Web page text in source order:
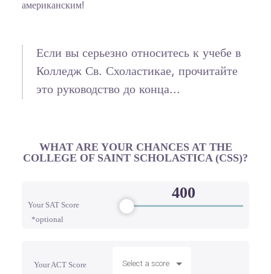
американским!
Если вы серьезно относитесь к учебе в
Колледж Св. Схоластикае, прочитайте
это руководство до конца...
WHAT ARE YOUR CHANCES AT THE
COLLEGE OF SAINT SCHOLASTICA (CSS)?
Your SAT Score
*optional
Your ACT Score
Select a score